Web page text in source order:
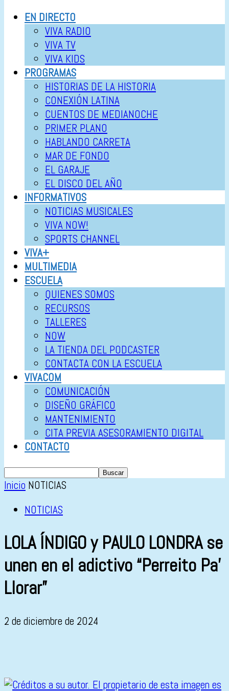
EN DIRECTO
VIVA RADIO
VIVA TV
VIVA KIDS
PROGRAMAS
HISTORIAS DE LA HISTORIA
CONEXIÓN LATINA
CUENTOS DE MEDIANOCHE
PRIMER PLANO
HABLANDO CARRETA
MAR DE FONDO
EL GARAJE
EL DISCO DEL AÑO
INFORMATIVOS
NOTICIAS MUSICALES
VIVA NOW!
SPORTS CHANNEL
VIVA+
MULTIMEDIA
ESCUELA
QUIENES SOMOS
RECURSOS
TALLERES
NOW
LA TIENDA DEL PODCASTER
CONTACTA CON LA ESCUELA
VIVACOM
COMUNICACIÓN
DISEÑO GRÁFICO
MANTENIMIENTO
CITA PREVIA ASESORAMIENTO DIGITAL
CONTACTO
Inicio NOTICIAS
NOTICIAS
LOLA ÍNDIGO y PAULO LONDRA se
unen en el adictivo “Perreito Pa’
Llorar”
2 de diciembre de 2024